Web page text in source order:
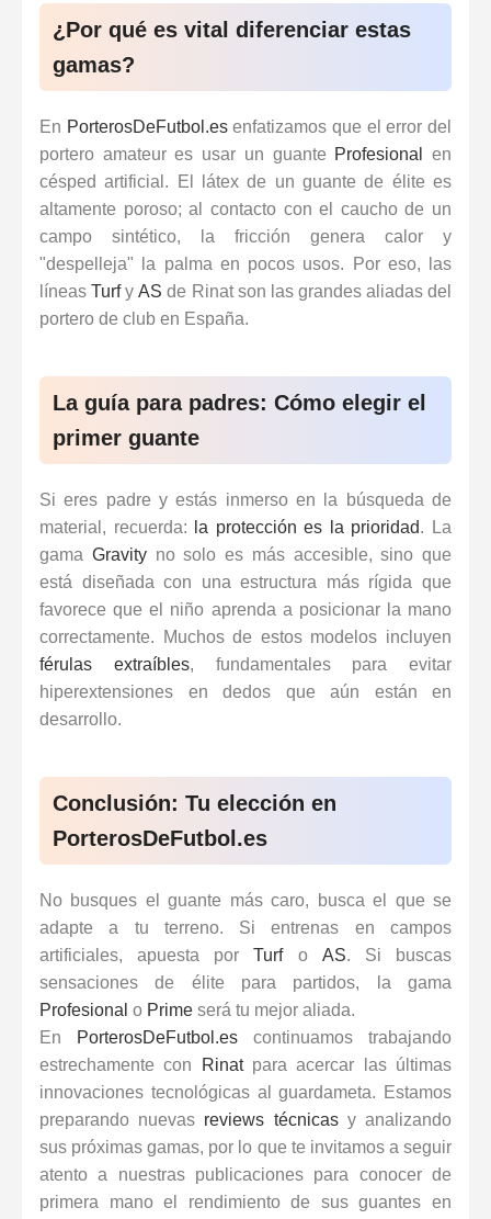
¿Por qué es vital diferenciar estas
gamas?
En PorterosDeFutbol.esenfatizamos que el error del
portero amateur es usar un guante Profesional
en
césped artificial. El látex de un guante de élite es
altamente poroso; al contacto con el caucho de un
campo sintético, la fricción genera calor y
"despelleja" la palma en pocos usos. Por eso, las
líneasTurfyAS de Rinat son las grandes aliadas del
portero de club en España.
La guía para padres: Cómo elegir el
primer guante
Si eres padre y estás inmerso en la búsqueda de
material, recuerda:
la protección es la prioridad. La
gama Gravityno solo es más accesible, sino que
está diseñada con una estructura más rígida que
favorece que el niño aprenda a posicionar la mano
correctamente. Muchos de estos modelos incluyen
férulas extraíbles, fundamentales para evitar
hiperextensiones en dedos que aún están en
desarrollo.
Conclusión: Tu elección en
PorterosDeFutbol.es
No busques el guante más caro, busca el que se
adapte a tu terreno. Si entrenas en campos
artificiales, apuesta porTurfo AS. Si buscas
sensaciones de élite para partidos, la gama
Profesional o Prime será tu mejor aliada.
En
PorterosDeFutbol.es continuamos trabajando
estrechamente con
Rinat para acercar las últimas
innovaciones tecnológicas al guardameta. Estamos
preparando nuevas reviews técnicasy analizando
sus próximas gamas, por lo que te invitamos a seguir
atento a nuestras publicaciones para conocer de
primera mano el rendimiento de sus guantes en